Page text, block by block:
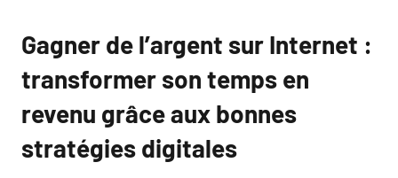
Gagner de l’argent sur Internet :
transformer son temps en
revenu grâce aux bonnes
stratégies digitales